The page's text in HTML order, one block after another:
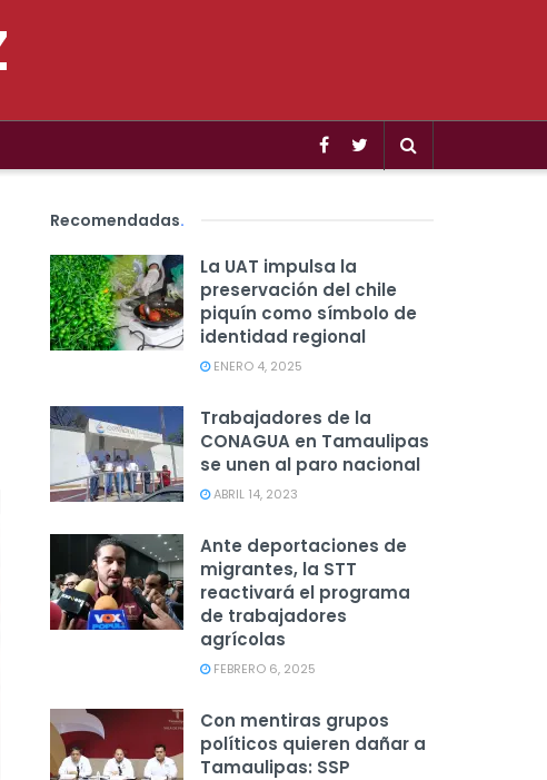
Recomendadas.
La UAT impulsa la
preservación del chile
piquín como símbolo de
identidad regional
ENERO 4, 2025
Trabajadores de la
CONAGUA en Tamaulipas
se unen al paro nacional
ABRIL 14, 2023
Ante deportaciones de
migrantes, la STT
reactivará el programa
de trabajadores
agrícolas
FEBRERO 6, 2025
Con mentiras grupos
políticos quieren dañar a
Tamaulipas: SSP